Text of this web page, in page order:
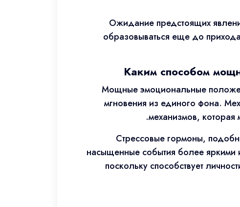
Ожидание предстоящих
образовываться еще до
Каким способом
Мощные эмоциональные
мгновения из единого фона.
механизмов, которая
Стрессовые гормоны,
насыщенные события более
поскольку способствует